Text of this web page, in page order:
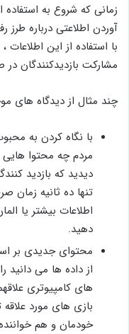
زمانی که شروع به
آوردن اطلاعتی درباره طرز
با استفاده از این
مشارکت بازدیدکنندگان
چند مثال از دیدگاه ­های
با نگاه کردن به
مردم چه محتوا هایی
دیدید که بازدید
تنها ده ثانیه زمان
اطلاعات بیشتر یا
دهید.
محتوای جدیدی بر
های کامپیوتری
بازی ­های مورد
خودمان و هم